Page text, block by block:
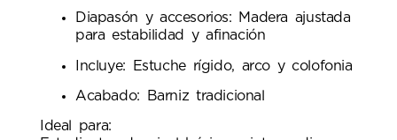
Diapasón y accesorios: Madera ajustada
para estabilidad y afinación
Incluye: Estuche rígido, arco y colofonia
Acabado: Barniz tradicional
Ideal para: